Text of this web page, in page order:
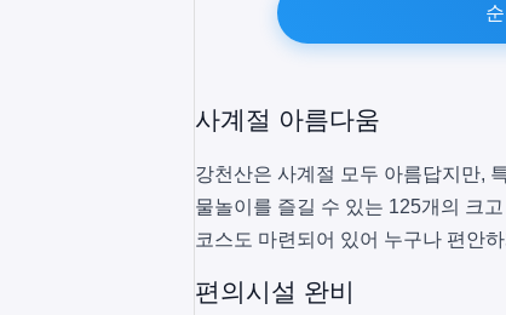
사계절 아름다움
강천산은 사계절 모두 아름답지만,
물놀이를 즐길 수 있는 125개의 크
코스도 마련되어 있어 누구나 편안
편의시설 완비